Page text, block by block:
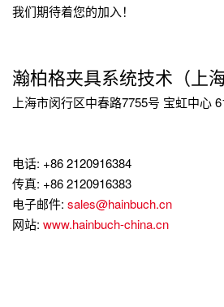
我们期待着您的加入！
瀚柏格夹具系统技术（上
上海市闵行区中春路7755号 宝虹中心
电话: +86 2120916384
传真: +86 2120916383
电子邮件: sales@hainbuch.cn
网站: www.hainbuch-china.cn